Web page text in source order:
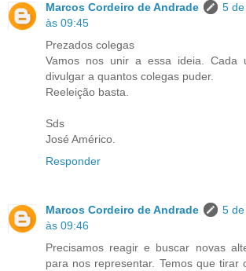
Marcos Cordeiro de Andrade
5
às 09:45
Prezados colegas
Vamos nos unir a essa ideia. Cada
divulgar a quantos colegas puder.
Reeleição basta.
Sds
José Américo.
Responder
Marcos Cordeiro de Andrade
5
às 09:46
Precisamos reagir e buscar novas
para nos representar. Temos que tirar